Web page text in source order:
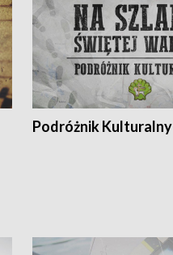
Podróżnik Kulturalny